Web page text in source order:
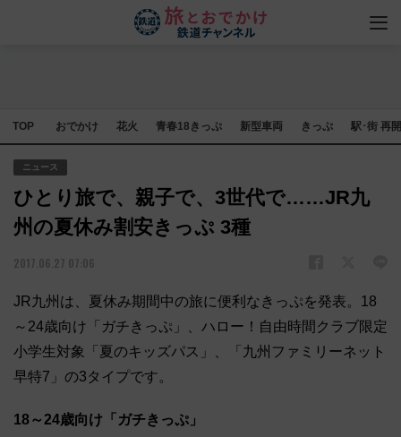
TOP おでかけ 花火 青春18きっぷ 新型車両 きっぷ 駅･街 再
ニュース
ひとり旅で、親子で、3世代で……JR九
州の夏休み割安きっぷ 3種
2017.06.27 07:06
JR九州は、夏休み期間中の旅に便利なきっぷを発表。18
～24歳向け「ガチきっぷ」、ハロー！自由時間クラブ限定
小学生対象「夏のキッズパス」、「九州ファミリーネット
早特7」の3タイプです。
18～24歳向け「ガチきっぷ」